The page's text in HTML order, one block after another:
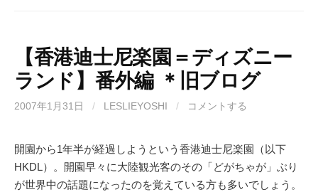
【香港迪士尼楽園＝ディズニー
ランド】番外編 ＊旧ブログ
2007年1月31日 / LESLIEYOSHI / コメントする
開園から1年半が経過しようという香港迪士尼楽園（以下
HKDL）。開園早々に大陸観光客のその「どがちゃが」ぶり
が世界中の話題になったのを覚えている方も多いでしょう。